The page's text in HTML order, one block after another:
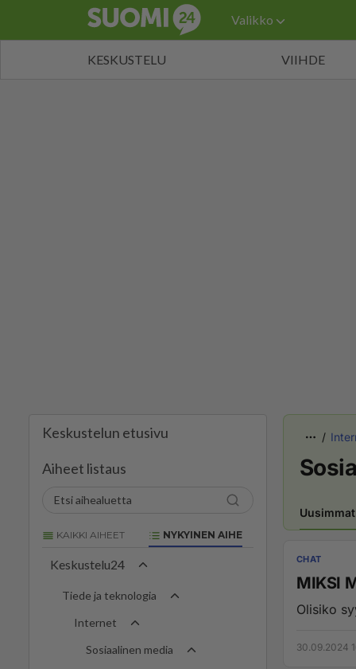
Valikko
KESKUSTELU VIIHDE
Keskustelun etusivu
Aiheet listaus
KAIKKI AIHEET NYKYINEN AIHE
Keskustelu24
Tiede ja teknologia
Internet
Sosiaalinen media
CHAT
MIKSI
Olisiko
30.09.2024